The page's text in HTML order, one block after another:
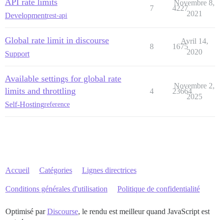
Developmentrest-api
7 4227
Novembre 8,
2021
Global rate limit in discourse
Support
8 1675
Avril 14,
2020
Available settings for global rate
limits and throttling
Self-Hostingreference
4 23664
Novembre 2,
2025
Accueil Catégories Lignes directrices
Conditions générales d'utilisation Politique de confidentialité
Optimisé parDiscourse, le rendu est meilleur quand JavaScript est